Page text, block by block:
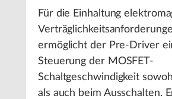
Für die Einhaltung
ermöglicht der Pre-Driver
Steuerung der MOSFET-
Schaltgeschwindigkeit
als auch beim Ausschalten.